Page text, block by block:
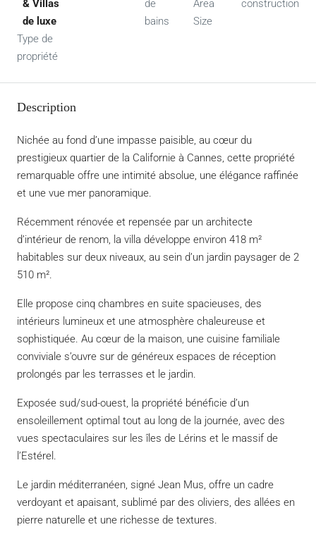
& Villas
de luxe
Type de
propriété
de
bains
Area
Size
construction
Description
Nichée au fond d’une impasse paisible, au cœur du
prestigieux quartier de la Californie à Cannes, cette propriété
remarquable offre une intimité absolue, une élégance raffinée
et une vue mer panoramique.
Récemment rénovée et repensée par un architecte
d’intérieur de renom, la villa développe environ 418 m²
habitables sur deux niveaux, au sein d’un jardin paysager de 2
510 m².
Elle propose cinq chambres en suite spacieuses, des
intérieurs lumineux et une atmosphère chaleureuse et
sophistiquée. Au cœur de la maison, une cuisine familiale
conviviale s’ouvre sur de généreux espaces de réception
prolongés par les terrasses et le jardin.
Exposée sud/sud-ouest, la propriété bénéficie d’un
ensoleillement optimal tout au long de la journée, avec des
vues spectaculaires sur les îles de Lérins et le massif de
l’Estérel.
Le jardin méditerranéen, signé Jean Mus, offre un cadre
verdoyant et apaisant, sublimé par des oliviers, des allées en
pierre naturelle et une richesse de textures.